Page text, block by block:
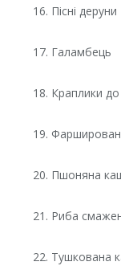
16. Пісні деруни
17. Галамбець
18. Краплики
19.
20. Пшоняна
21. Риба
22. Тушкована